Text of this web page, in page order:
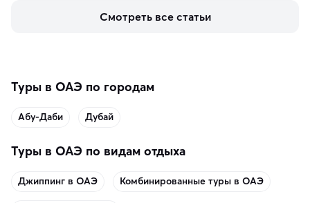
аутентичных лавках — в подарок близким или себе на
Смотреть все статьи
Туры в ОАЭ по городам
Абу-Даби Дубай
Туры в ОАЭ по видам отдыха
Джиппинг в ОАЭ Комбинированные туры в ОАЭ